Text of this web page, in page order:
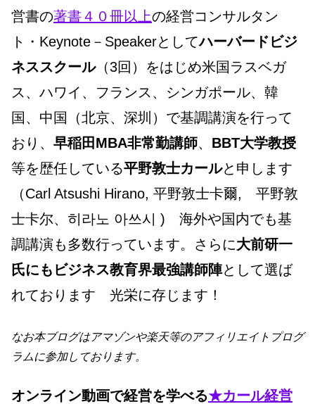
営書の著書４０冊以上の経営コンサルタン
ト・Keynote－Speakerとしてハーバードビジ
ネススクール（3回）をはじめ米国ラスベガ
ス、ハワイ、フランス、シンガポール、韓
国、中国（北京、深圳）で基調講演を行って
おり、 早稲田MBA非常勤講師、 BBT大学教授
等を歴任している平野敦士カールと申します
（Carl Atsushi Hirano, 平野敦士卡爾, 平野敦
士卡尔、히라노 아쓰시 ) 海外や国内でも基
調講演も多数行っています。さらに大前研一
氏にもビジネス教育界最強講師陣として選ば
れております 光栄に存じます！
なお本ブログはアマゾンや楽天等のアフィリエイトプログ
ラムに参加しております。
オンライン動画で経営を学べる★カール経営